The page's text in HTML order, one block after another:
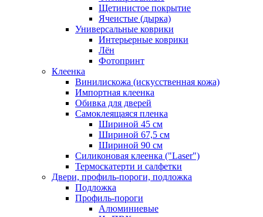
Щетинистое покрытие
Ячеистые (дырка)
Универсальные коврики
Интерьерные коврики
Лён
Фотопринт
Клеенка
Винилискожа (искусственная кожа)
Импортная клеенка
Обивка для дверей
Самоклеящаяся пленка
Шириной 45 см
Шириной 67,5 см
Шириной 90 см
Силиконовая клеенка ("Laser")
Термоскатерти и салфетки
Двери, профиль-пороги, подложка
Подложка
Профиль-пороги
Алюминиевые